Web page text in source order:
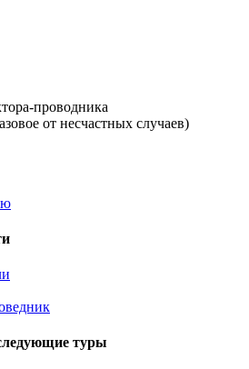
проводника
от несчастных случаев)
туры